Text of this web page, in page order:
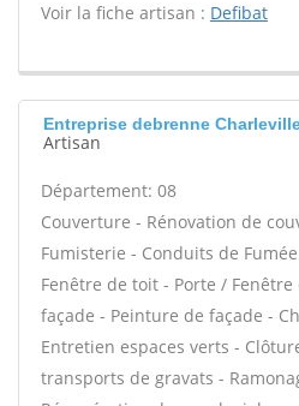
Voir la fiche artisan : Defibat
Entreprise debrenne
Artisan
Département: 08
Couverture - Rénovation de
Fumisterie - Conduits de
Fenêtre de toit - Porte / Fenêtre
façade - Peinture de façade -
Entretien espaces verts -
transports de gravats -